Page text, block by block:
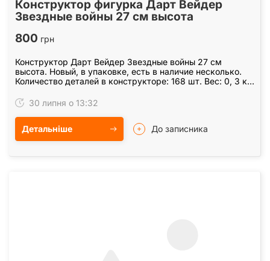
Конструктор фигурка Дарт Вейдер
Звездные войны 27 см высота
800 грн
Конструктор Дарт Вейдер Звездные войны 27 см
высота. Новый, в упаковке, есть в наличие несколько.
Количество деталей в конструкторе: 168 шт. Вес: 0, 3 кг
30 липня о 13:32
Детальніше До записника